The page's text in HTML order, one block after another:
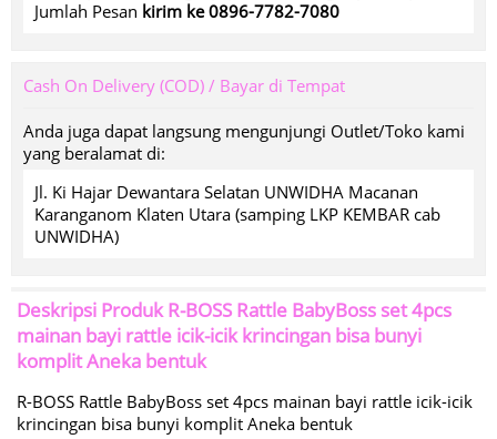
Jumlah Pesan kirim ke 0896-7782-7080
Cash On Delivery (COD) / Bayar di Tempat
Anda juga dapat langsung mengunjungi Outlet/Toko kami
yang beralamat di:
Jl. Ki Hajar Dewantara Selatan UNWIDHA Macanan
Karanganom Klaten Utara (samping LKP KEMBAR cab
UNWIDHA)
Deskripsi ProdukR-BOSS Rattle BabyBoss set 4pcs
mainan bayi rattle icik-icik krincingan bisa bunyi
komplit Aneka bentuk
R-BOSS Rattle BabyBoss set 4pcs mainan bayi rattle icik-icik
krincingan bisa bunyi komplit Aneka bentuk